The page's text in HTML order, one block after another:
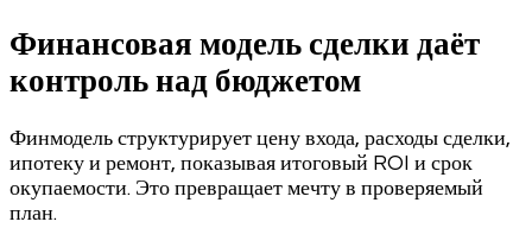
Финансовая модель сделки даёт
контроль над бюджетом
Финмодель структурирует цену входа, расходы сделки,
ипотеку и ремонт, показывая итоговый ROI и срок
окупаемости. Это превращает мечту в проверяемый
план.